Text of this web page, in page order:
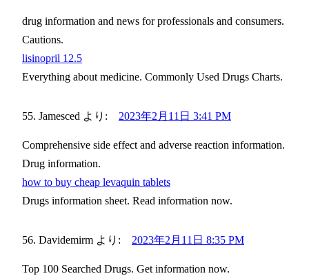
drug information and news for professionals and consumers.
Cautions.
lisinopril 12.5
Everything about medicine. Commonly Used Drugs Charts.
Jamesced より: 2023年2月11日 3:41 PM
Comprehensive side effect and adverse reaction information.
Drug information.
how to buy cheap levaquin tablets
Drugs information sheet. Read information now.
Davidemirm より: 2023年2月11日 8:35 PM
Top 100 Searched Drugs. Get information now.